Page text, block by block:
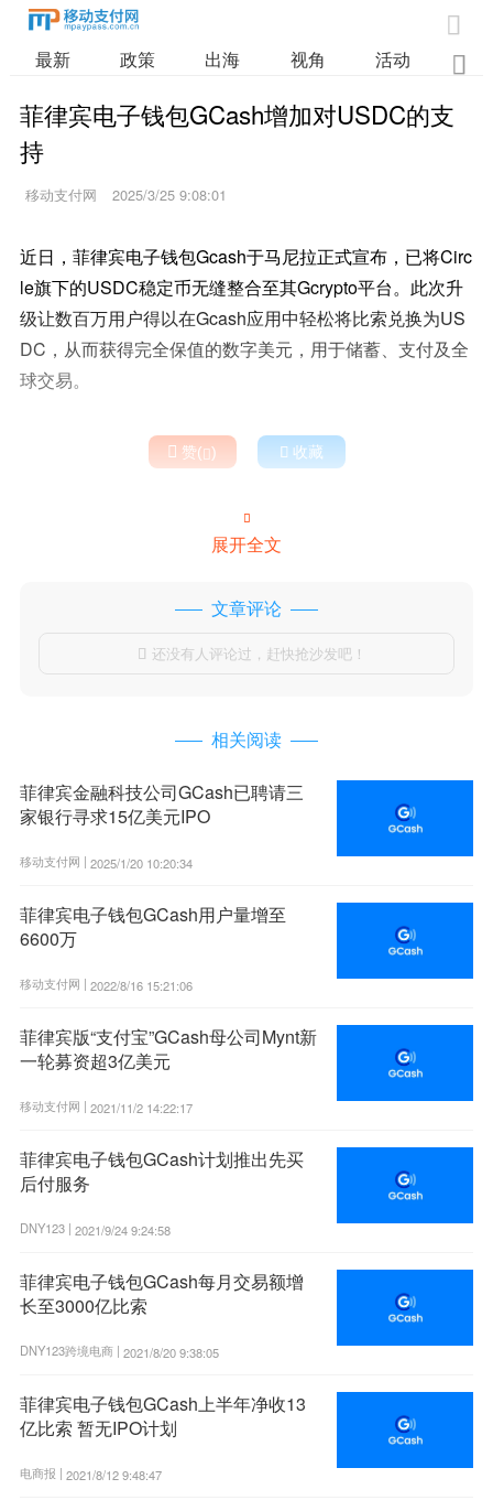

最新 政策 出海 视角 活动 业

菲律宾电子钱包GCash增加对USDC的支
持
移动支付网 2025/3/25 9:08:01
近日，菲律宾电子钱包Gcash于马尼拉正式宣布，已将Circ
le旗下的USDC稳定币无缝整合至其Gcrypto平台。此次升
级让数百万用户得以在Gcash应用中轻松将比索兑换为US
DC，从而获得完全保值的数字美元，用于储蓄、支付及全
球交易。
 赞()  收藏

展开全文
文章评论
 还没有人评论过，赶快抢沙发吧！
相关阅读
菲律宾金融科技公司GCash已聘请三
家银行寻求15亿美元IPO
移动支付网 | 2025/1/20 10:20:34
菲律宾电子钱包GCash用户量增至
6600万
移动支付网 | 2022/8/16 15:21:06
菲律宾版“支付宝”GCash母公司Mynt新
一轮募资超3亿美元
移动支付网 | 2021/11/2 14:22:17
菲律宾电子钱包GCash计划推出先买
后付服务
DNY123 | 2021/9/24 9:24:58
菲律宾电子钱包GCash每月交易额增
长至3000亿比索
DNY123跨境电商 | 2021/8/20 9:38:05
菲律宾电子钱包GCash上半年净收13
亿比索 暂无IPO计划
电商报 | 2021/8/12 9:48:47